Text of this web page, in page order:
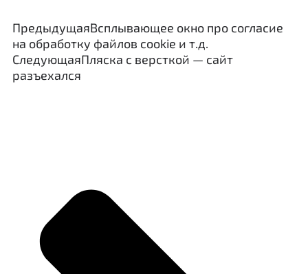
ПредыдущаяВсплывающее окно про согласие
на обработку файлов cookie и т.д.
СледующаяПляска с версткой — сайт
разъехался